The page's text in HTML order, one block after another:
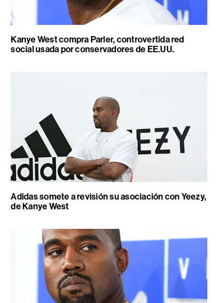
Kanye West compra Parler, controvertida red
social usada por conservadores de EE.UU.
Adidas somete a revisión su asociación con Yeezy,
de Kanye West